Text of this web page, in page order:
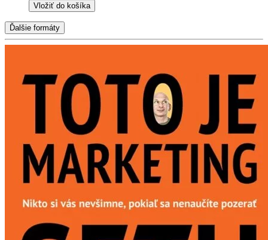
Vložiť do košíka
Ďalšie formáty